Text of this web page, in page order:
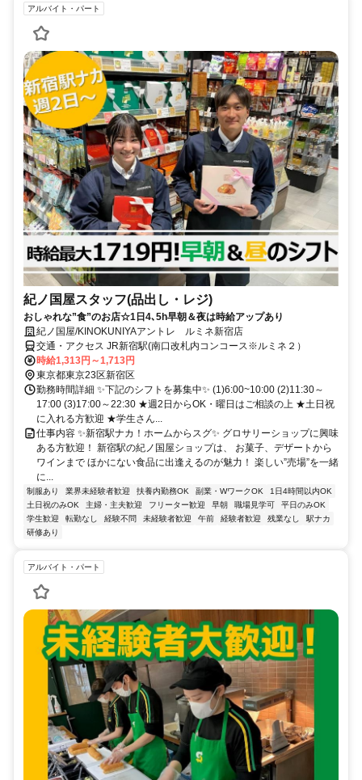
アルバイト・パート
紀ノ国屋スタッフ(品出し・レジ)
おしゃれな”食”のお店☆1日4､5h早朝＆夜は時給アップあり
紀ノ国屋/KINOKUNIYAアントレ ルミネ新宿店
交通・アクセス JR新宿駅(南口改札内コンコース※ルミネ２）
時給1,313円～1,713円
東京都東京23区新宿区
勤務時間詳細 ✨下記のシフトを募集中✨ (1)6:00~10:00 (2)11:30～
17:00 (3)17:00～22:30 ★週2日からOK・曜日はご相談の上 ★土日祝
に入れる方歓迎 ★学生さん...
仕事内容 ✨新宿駅ナカ！ホームからスグ✨ グロサリーショップに興味
ある方歓迎！ 新宿駅の紀ノ国屋ショップは、 お菓子、デザートから
ワインまで ほかにない食品に出逢えるのが魅力！ 楽しい”売場”を一緒
に...
制服あり 業界未経験者歓迎 扶養内勤務OK 副業・WワークOK
1日4時間以内OK
土日祝のみOK
主婦・主夫歓迎 フリーター歓迎 早朝 職場見学可
平日のみOK
学生歓迎
転勤なし 経験不問 未経験者歓迎 午前 経験者歓迎 残業なし
駅ナカ
研修あり
アルバイト・パート